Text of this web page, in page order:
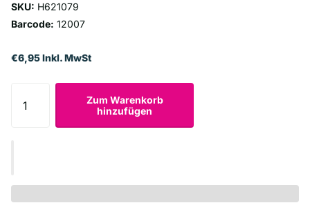
SKU: H621079
Barcode: 12007
€6,95 Inkl. MwSt
Zum Warenkorb
hinzufügen